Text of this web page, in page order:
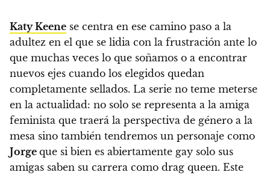
Katy Keene se centra en ese camino paso a la
adultez en el que se lidia con la frustración ante lo
que muchas veces lo que soñamos o a encontrar
nuevos ejes cuando los elegidos quedan
completamente sellados. La serie no teme meterse
en la actualidad: no solo se representa a la amiga
feminista que traerá la perspectiva de género a la
mesa sino también tendremos un personaje como
Jorge que si bien es abiertamente gay solo sus
amigas saben su carrera como drag queen. Este